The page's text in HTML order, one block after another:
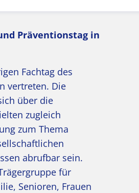
Präventionstag in
Fachtag des
vertreten. Die
über die
zugleich
zum Thema
abrufbar sein.
für
Senioren, Frauen